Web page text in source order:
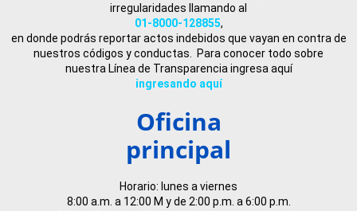
irregularidades llamando al
01-8000-128855,
en donde podrás reportar actos indebidos que vayan en contra de
nuestros códigos y conductas. Para conocer todo sobre
nuestra Línea de Transparencia ingresa aquí
ingresando aquí
Oficina
principal
Horario: lunes a viernes
8:00 a.m. a 12:00 M y de 2:00 p.m. a 6:00 p.m.